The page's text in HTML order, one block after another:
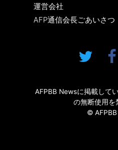
運営会社
AFP通信会長ごあいさつ
AFPBB Newsに掲載して
の無断使用を
©